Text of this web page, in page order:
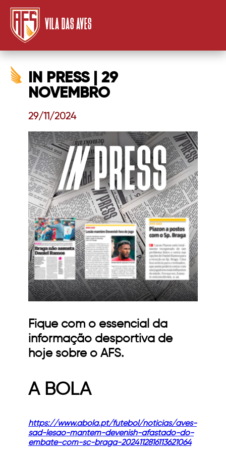
VILA DAS AVES
IN PRESS | 29
NOVEMBRO
29/11/2024
Fique com o essencial da
informação desportiva de
hoje sobre o AFS.
A BOLA
https://www.abola.pt/futebol/noticias/aves-
sad-lesao-mantem-devenish-afastado-do-
embate-com-sc-braga-2024112816113621064